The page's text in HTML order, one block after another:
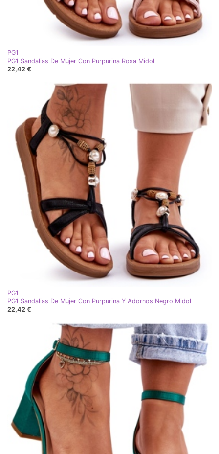
PG1
PG1 Sandalias De Mujer Con Purpurina Rosa Midol
22,42 €
PG1
PG1 Sandalias De Mujer Con Purpurina Y Adornos Negro Midol
22,42 €